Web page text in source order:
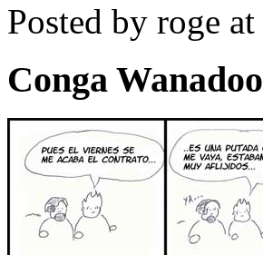
Posted by roge at
Conga Wanadoo